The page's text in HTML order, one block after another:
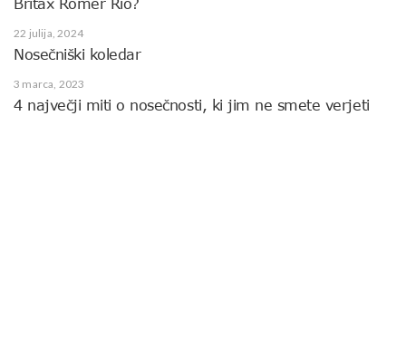
Britax Römer Rio?
22 julija, 2024
Nosečniški koledar
3 marca, 2023
4 največji miti o nosečnosti, ki jim ne smete verjeti